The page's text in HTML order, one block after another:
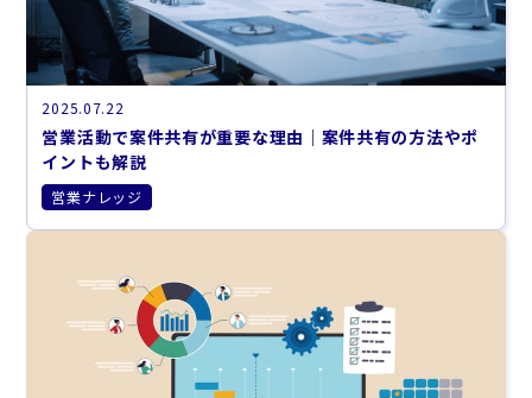
2025.07.22
営業活動で案件共有が重要な理由｜案件共有の方法やポ
イントも解説
営業ナレッジ